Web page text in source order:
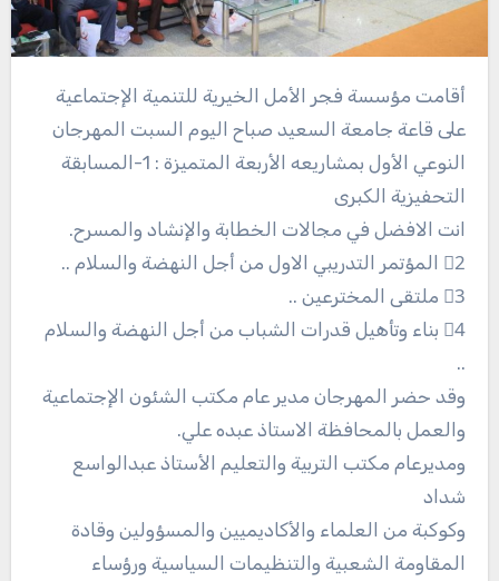
أقامت مؤسسة فجر الأمل الخيرية للتنمية الإجتماعية
على قاعة جامعة السعيد صباح اليوم السبت المهرجان
النوعي الأول بمشاريعه الأربعة المتميزة : 1-المسابقة
التحفيزية الكبرى
انت الافضل في مجالات الخطابة والإنشاد والمسرح.
2⃣ المؤتمر التدريبي الاول من أجل النهضة والسلام ..
3⃣ ملتقى المخترعين ..
4⃣ بناء وتأهيل قدرات الشباب من أجل النهضة والسلام
..
وقد حضر المهرجان مدير عام مكتب الشئون الإجتماعية
والعمل بالمحافظة الاستاذ عبده علي.
ومديرعام مكتب التربية والتعليم الأستاذ عبدالواسع
شداد
وكوكبة من العلماء والأكاديميين والمسؤولين وقادة
المقاومة الشعبية والتنظيمات السياسية ورؤساء